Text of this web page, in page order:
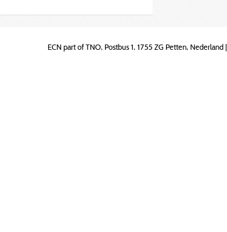
ECN part of TNO, Postbus 1, 1755 ZG Petten, Nederland |